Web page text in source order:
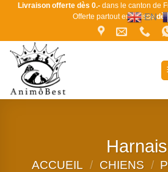
PasserLivraison offerte dès 0.-dans le canton de
Offerte partout en Suisse
Harnais
ACCUEIL / CHIENS /
EN